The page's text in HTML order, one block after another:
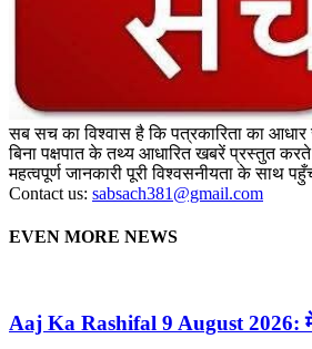
सब सच का विश्वास है कि पत्रकारिता का आधार
बिना पक्षपात के तथ्य आधारित खबरें प्रस्तुत
महत्वपूर्ण जानकारी पूरी विश्वसनीयता के साथ
Contact us: sabsach381@gmail.com
EVEN MORE NEWS
Aaj Ka Rashifal 9 August 2026: